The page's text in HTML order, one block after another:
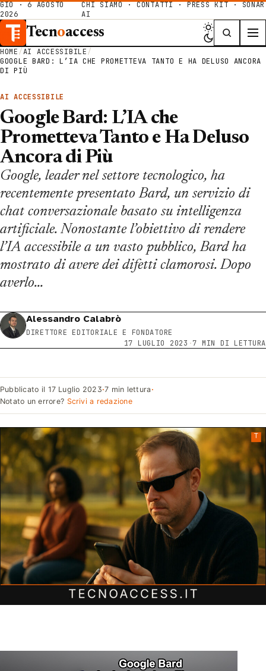
GIO · 6 AGOSTO
2026
CHI SIAMO ·CONTATTI ·PRESS KIT ·SONAR
AI
Tecnoaccess
HOME/AI ACCESSIBILE/
GOOGLE BARD: L’IA CHE PROMETTEVA TANTO E HA DELUSO ANCORA
DI PIÙ
AI ACCESSIBILE
Google Bard: L’IA che
Prometteva Tanto e Ha Deluso
Ancora di Più
Google, leader nel settore tecnologico, ha
recentemente presentato Bard, un servizio di
chat conversazionale basato su intelligenza
artificiale. Nonostante l’obiettivo di rendere
l’IA accessibile a un vasto pubblico, Bard ha
mostrato di avere dei difetti clamorosi. Dopo
averlo…
Alessandro Calabrò
DIRETTORE EDITORIALE E FONDATORE
17 LUGLIO 2023 ·7 MIN DI LETTURA
Pubblicato il 17 Luglio 2023·7 min lettura ·
Notato un errore? Scrivi a redazione